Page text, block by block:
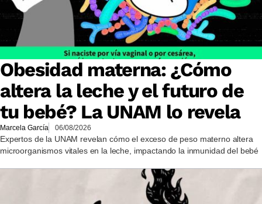
Obesidad materna: ¿Cómo
altera la leche y el futuro de
tu bebé? La UNAM lo revela
Marcela García 06/08/2026
Expertos de la UNAM revelan cómo el exceso de peso materno altera
microorganismos vitales en la leche, impactando la inmunidad del bebé